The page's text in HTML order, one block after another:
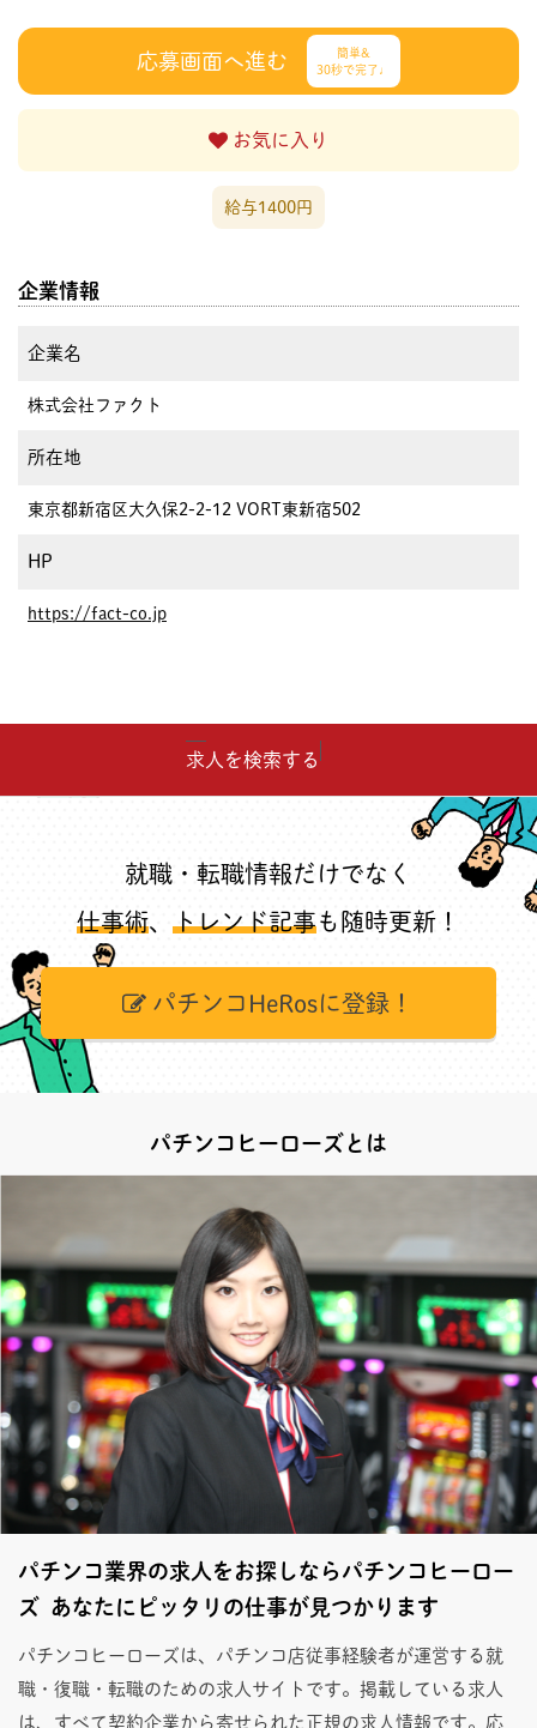
応募画面へ進む
簡単&
30秒で完了♩
お気に入り
給与1400円
企業情報
企業名
株式会社ファクト
所在地
東京都新宿区大久保2-2-12 VORT東新宿502
HP
https://fact-co.jp
求人を検索する
就職・転職情報だけでなく
仕事術、 トレンド記事も随時更新！
パチンコHeRosに登録！
パチンコヒーローズとは
パチンコ業界の求人をお探しならパチンコヒーロー
ズ あなたにピッタリの仕事が見つかります
パチンコヒーローズは、パチンコ店従事経験者が運営する就
職・復職・転職のための求人サイトです。掲載している求人
は、すべて契約企業から寄せられた正規の求人情報です。応